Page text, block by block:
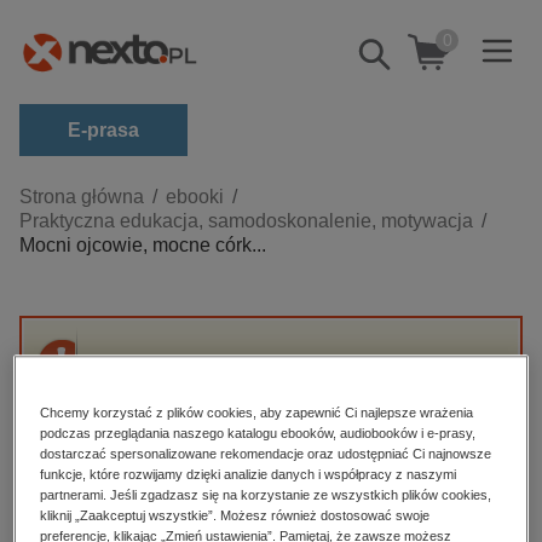
Pokaż/schowaj
wyszukiwarkę
0
E-prasa
Kategorie
Zobacz wszystkie E-prasa
biznesowe, branżowe, gospodarka
darmowe wydania
edukacja
hobby, sport, rozrywka
komputery, internet, technologie, informatyka
Strona główna
ebooki
Praktyczna edukacja, samodoskonalenie, motywacja
Mocni ojcowie, mocne córk...
High-contrast mode
Polecane
Chcemy korzystać z plików cookies, aby zapewnić Ci najlepsze wrażenia
podczas przeglądania naszego katalogu ebooków, audiobooków i e-prasy,
dostarczać spersonalizowane rekomendacje oraz udostępniać Ci najnowsze
funkcje, które rozwijamy dzięki analizie danych i współpracy z naszymi
partnerami. Jeśli zgadzasz się na korzystanie ze wszystkich plików cookies,
kliknij „Zaakceptuj wszystkie”. Możesz również dostosować swoje
preferencje, klikając „Zmień ustawienia”. Pamiętaj, że zawsze możesz